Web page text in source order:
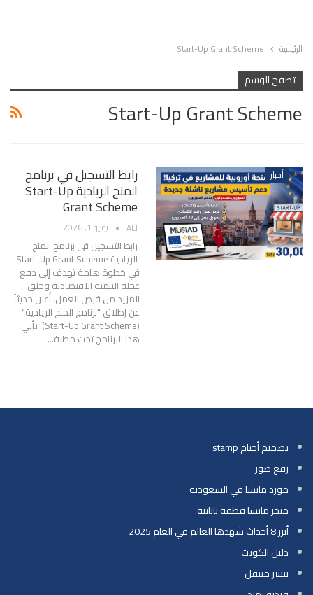
الرئيسية Start-Up Grant Scheme
تصفح الوسم
Start-Up Grant Scheme
أخبار رابط التسجيل في برنامج
المنح الريادية Start-Up
Grant Scheme
ALI يونيو 1, 2026
رابط التسجيل في برنامج المنح
الريادية Start-Up Grant Scheme
في خطوة هامة تهدف إلى دفع
عجلة التنمية الاقتصادية وخلق
المزيد من فرص العمل، أُعلن حديثاً
عن إطلاق "برنامج المنح الريادية"
(Start-Up Grant Scheme). يأتي
هذا البرنامج تحت مظلة…
تصميم أختام stamp
رفع صور
مورد ماتشا في السعودية
متجر ماتشا قطفة يابانية
أبرز 8 أحداث شهدها العالم في العام 2025
دليل الكويت
بنشر متنقل